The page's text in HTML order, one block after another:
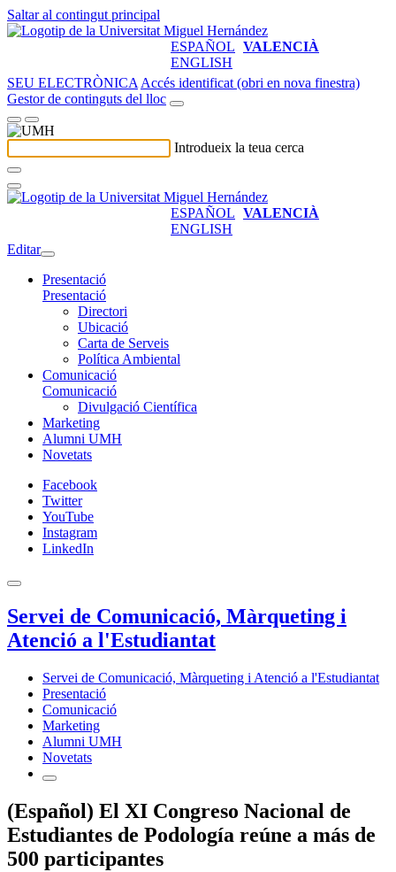
Saltar al contingut principal
ESPAÑOL VALENCIÀ
ENGLISH
SEU ELECTRÒNICA Accés identificat (obri en nova finestra)
Gestor de continguts del lloc
Introdueix la teua cerca
ESPAÑOL VALENCIÀ
ENGLISH
Editar
Presentació
Presentació
Directori
Ubicació
Carta de Serveis
Política Ambiental
Comunicació
Comunicació
Divulgació Científica
Marketing
Alumni UMH
Novetats
Facebook
Twitter
YouTube
Instagram
LinkedIn
Servei de Comunicació, Màrqueting i
Atenció a l'Estudiantat
Servei de Comunicació, Màrqueting i Atenció a l'Estudiantat
Presentació
Comunicació
Marketing
Alumni UMH
Novetats
(Español) El XI Congreso Nacional de
Estudiantes de Podología reúne a más de
500 participantes